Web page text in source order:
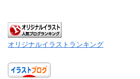
オリジナルイラストランキング